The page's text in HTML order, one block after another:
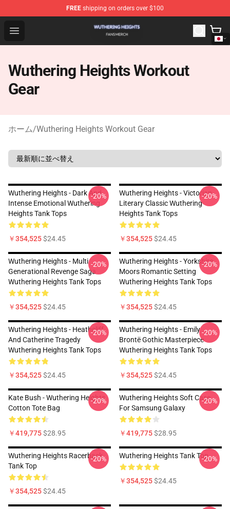
FREE shipping on orders over $100
Open menu
Wuthering Heights Shop - Official Wuthering Heights
Wuthering Heights Workout
Gear
ホーム/Wuthering Heights Workout Gear
Wuthering Heights - Dark And
Intense Emotional Wuthering
Heights Tank Tops
￥354,525$24.45
-20%
Wuthering Heights - Victorian
Literary Classic Wuthering
Heights Tank Tops
￥354,525$24.45
-20%
Wuthering Heights - Multi
Generational Revenge Saga
Wuthering Heights Tank Tops
￥354,525$24.45
-20%
Wuthering Heights - Yorkshire
Moors Romantic Setting
Wuthering Heights Tank Tops
￥354,525$24.45
-20%
Wuthering Heights - Heathcliff
And Catherine Tragedy
Wuthering Heights Tank Tops
￥354,525$24.45
-20%
Wuthering Heights - Emily
Brontë Gothic Masterpiece
Wuthering Heights Tank Tops
￥354,525$24.45
-20%
Kate Bush - Wuthering Heights
Cotton Tote Bag
￥419,775$28.95
-20%
Wuthering Heights Soft Case
For Samsung Galaxy
￥419,775$28.95
-20%
Wuthering Heights Racerback
Tank Top
￥354,525$24.45
-20% Wuthering Heights Tank Top
￥354,525$24.45
-20%